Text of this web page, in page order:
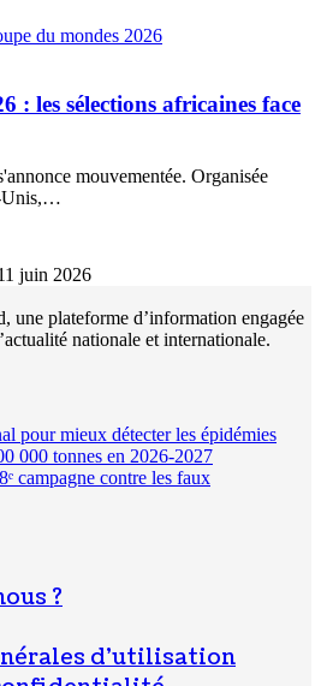
: les sélections africaines face
mouvementée. Organisée
…
juin 2026
une plateforme d’information engagée
nationale et internationale.
pour mieux détecter les épidémies
000 tonnes en 2026-2027
campagne contre les faux
?
d’utilisation